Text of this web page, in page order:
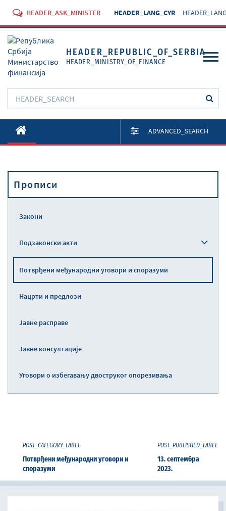
HEADER_ASK_MINISTER HEADER_LANG_CYR
HEADER_REPUBLIC_OF_SERBIA
HEADER_MINISTRY_OF_FINANCE
O Министарству
Активности
Прописи
ADVANCED_SEARCH
Прописи
Закони
Подзаконски акти
Потврђени међународни уговори и споразуми
Нацрти и предлози
Јавне расправе
Јавне консултације
Уговори о избегавању двоструког опорезивања
POST_CATEGORY_LABEL
Потврђени међународни уговори и
споразуми
POST_PUBLISHED_LABEL
13. септембра
2023.